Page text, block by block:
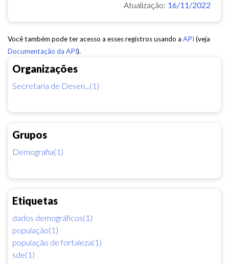
Organizações
Secretaria de Desen...(1)
Grupos
Demografia(1)
Etiquetas
dados demográficos(1)
população(1)
população de fortaleza(1)
sde(1)
Atualização: 16/11/2022
Você também pode ter acesso a esses registros usando a API (veja
Documentação da API).